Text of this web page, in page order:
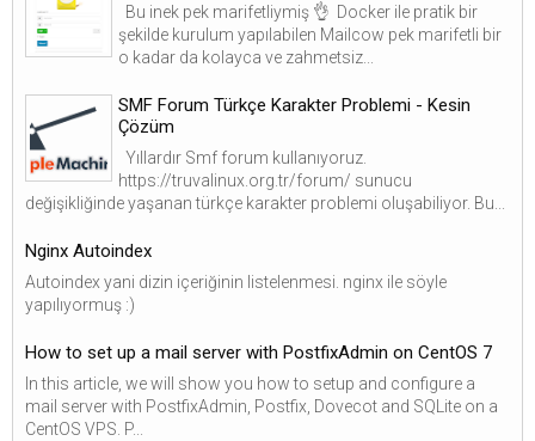
Bu inek pek marifetliymiş 👌 Docker ile pratik bir
şekilde kurulum yapılabilen Mailcow pek marifetli bir
o kadar da kolayca ve zahmetsiz...
SMF Forum Türkçe Karakter Problemi - Kesin
Çözüm
Yıllardır Smf forum kullanıyoruz.
https://truvalinux.org.tr/forum/ sunucu
değişikliğinde yaşanan türkçe karakter problemi oluşabiliyor. Bu...
Nginx Autoindex
Autoindex yani dizin içeriğinin listelenmesi. nginx ile söyle
yapılıyormuş :)
How to set up a mail server with PostfixAdmin on CentOS 7
In this article, we will show you how to setup and configure a
mail server with PostfixAdmin, Postfix, Dovecot and SQLite on a
CentOS VPS. P...